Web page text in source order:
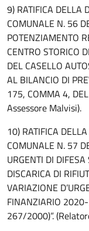
9) RATIFICA DELLA
COMUNALE N. 56
POTENZIAMENTO
CENTRO STORICO
DEL CASELLO
AL BILANCIO DI
175, COMMA 4,
Assessore Malvisi).
10) RATIFICA
COMUNALE N. 57
URGENTI DI
DISCARICA DI
VARIAZIONE
FINANZIARIO
267/2000)”.